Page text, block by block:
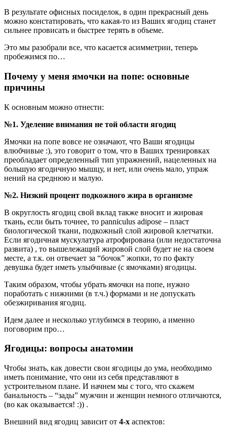
В результате офисных посиделок, в один прекрасный день
можно констатировать, что какая-то из Ваших ягодиц станет
сильнее провисать и быстрее терять в объеме.
Это мы разобрали все, что касается асимметрии, теперь
пробежимся по…
Почему у меня ямочки на попе: основные
причины
К основным можно отнести:
№1. Уделение внимания не той области ягодиц
Ямочки на попе вовсе не означают, что Ваши ягодицы
влюбчивые :), это говорит о том, что в Ваших тренировках
преобладает определенный тип упражнений, нацеленных на
большую ягодичную мышцу, и нет, или очень мало, упраж
нений на среднюю и малую.
№2. Низкий процент подкожного жира в организме
В округлость ягодиц свой вклад также вносит и жировая
ткань, если быть точнее, то panniculus adipose – пласт
биологической ткани, подкожный слой жировой клетчатки.
Если ягодичная мускулатура атрофирована (или недостаточна
развита) , то вышележащий жировой слой будет не на своем
месте, а т.к. он отвечает за “бочок” жопки, то по факту
девушка будет иметь улыбчивые (с ямочками) ягодицы.
Таким образом, чтобы убрать ямочки на попе, нужно
поработать с нижними (в т.ч.) формами и не допускать
обезжиривания ягодиц.
Идем далее и несколько углубимся в теорию, а именно
поговорим про…
Ягодицы: вопросы анатомии
Чтобы знать, как довести свои ягодицы до ума, необходимо
иметь понимание, что они из себя представляют в
устроительном плане. И начнем мы с того, что скажем
банальность – “зады” мужчин и женщин немного отличаются,
(во как оказывается! :)) .
Внешний вид ягодиц зависит от 4-х аспектов: